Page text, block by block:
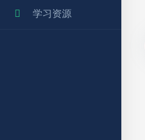
学习资源